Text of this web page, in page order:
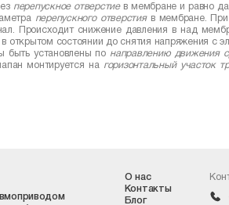
перепускное отверстиев мембране и равно
перепускного отверстияв мембране. При
Происходит снижение давления в над
открытом состоянии до снятия напряжения с
быть установлены по направлению движения
монтируется на горизонтальный участок
О нас
Контакты
Блог